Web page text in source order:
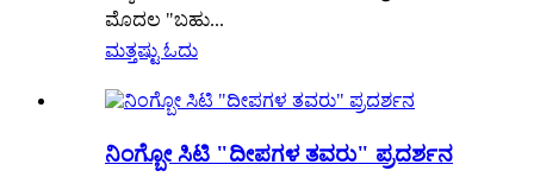
ಮೊದಲ "ಬಹು...
ಮತ್ತಷ್ಟು ಓದು
ನಿಂಗ್ಬೋ ಸಿಟಿ "ದೀಪಗಳ ತವರು" ಪ್ರದರ್ಶನ